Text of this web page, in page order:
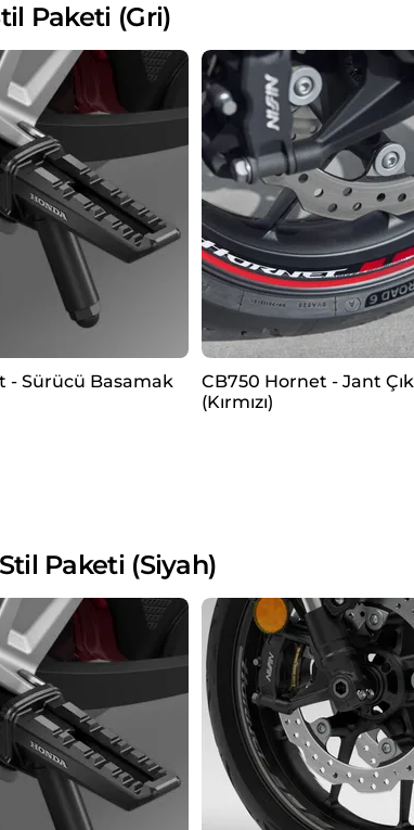
Paketi (Gri)
- Sürücü Basamak
CB750 Hornet - Jant
(Kırmızı)
Paketi (Siyah)